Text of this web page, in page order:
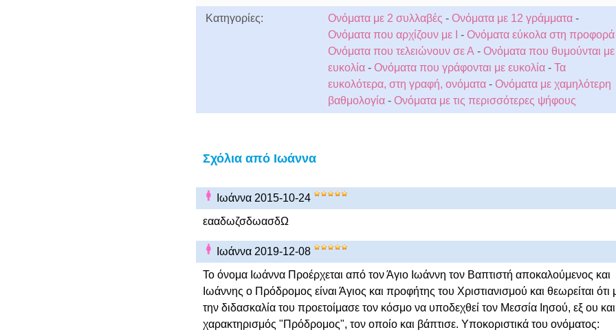
Κατηγορίες: Ονόματα με 2 συλλαβές - Ονόματα με 12 γράμματα-
Ονόματα που αρχίζουν με Ι
- Ονόματα εύκολα στη προφορά
Ονόματα που τελειώνουν σε Α - Ονόματα που θυμούνται με
ευκολία- Ονόματα που γράφονται με ευκολία- Τα
ευκολότερα, στη γραφή, ονόματα - Ονόματα με χαμηλότερη
βαθμολογία- Ονόματα με τις περισσότερες ψήφους
Σχόλια από Ιωάννα
Ιωάννα 2015-10-24
εααδωζσδωασδΩ
Ιωάννα 2019-12-08
Το όνομα Ιωάννα Προέρχεται από τον Άγιο Ιωάννη τον Βαπτιστή αποκαλούμενος και
Ιωάννης ο Πρόδρομος είναι Άγιος και προφήτης του Χριστιανισμού και θεωρείται ότι
την διδασκαλία του προετοίμασε τον κόσμο να υποδεχθεί τον Μεσσία Ιησού, εξ ου
χαρακτηρισμός "Πρόδρομος", τον οποίο και βάπτισε. Υποκοριστικά του ονόματος: